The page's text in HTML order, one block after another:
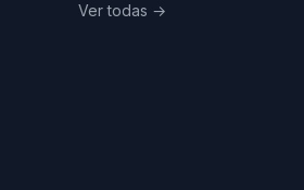
Ver todas →